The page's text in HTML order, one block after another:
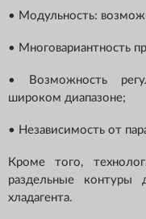
• Модульность:
• Многовариантность
• Возможность
широком диапазоне;
• Независимость от
Кроме того,
раздельные контуры
хладагента.